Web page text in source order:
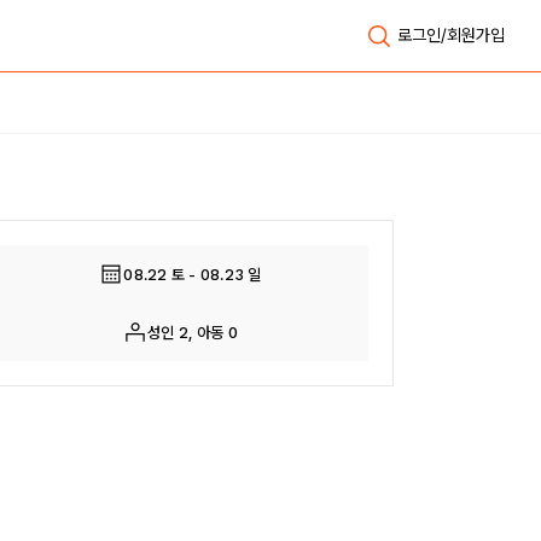
로그인/회원가입
08.22 토 - 08.23 일
성인 2, 아동 0